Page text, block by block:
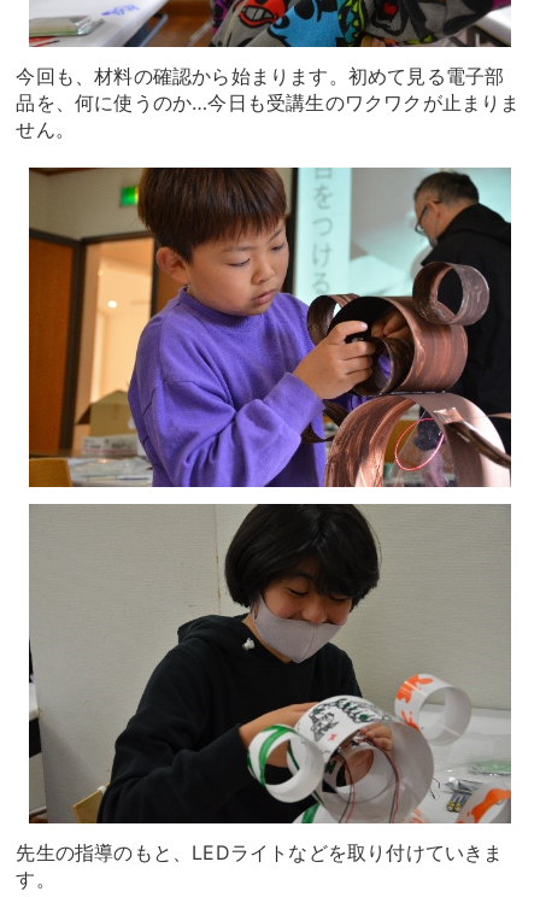
今回も、材料の確認から始まります。初めて見る電子部
品を、何に使うのか…今日も受講生のワクワクが止まりま
せん。
先生の指導のもと、LEDライトなどを取り付けていきま
す。